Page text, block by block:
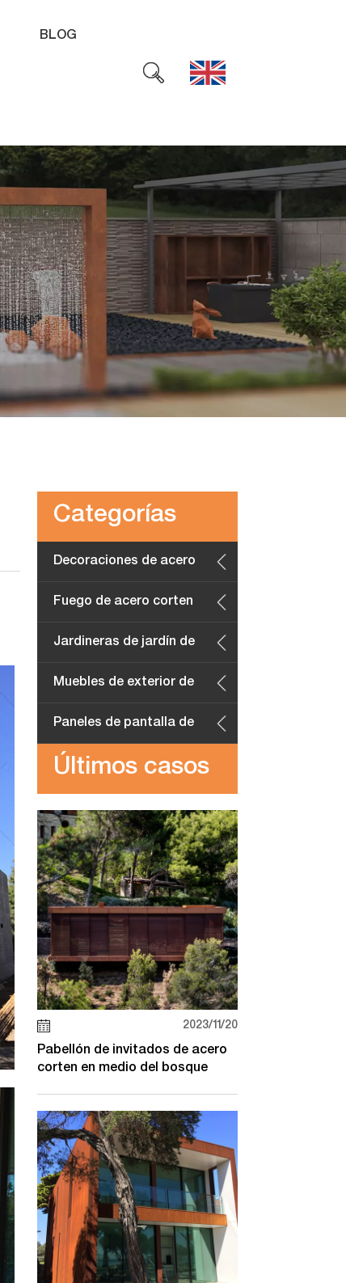
BLOG
Categorías
Decoraciones de acero
corten
Fuego de acero corten
Jardineras de jardín de
acero corten
Muebles de exterior de
acero corten
Paneles de pantalla de
acero corten
Últimos casos
2023/11/20
Pabellón de invitados de acero
corten en medio del bosque